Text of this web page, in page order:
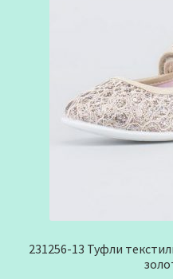
231256-13 Туфли